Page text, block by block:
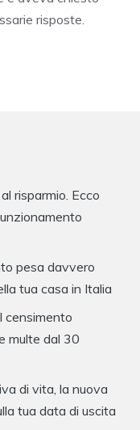
risposte.
risparmio. Ecco
pesa davvero
tua casa in Italia
censimento
multe dal 30
di vita, la nuova
tua data di uscita